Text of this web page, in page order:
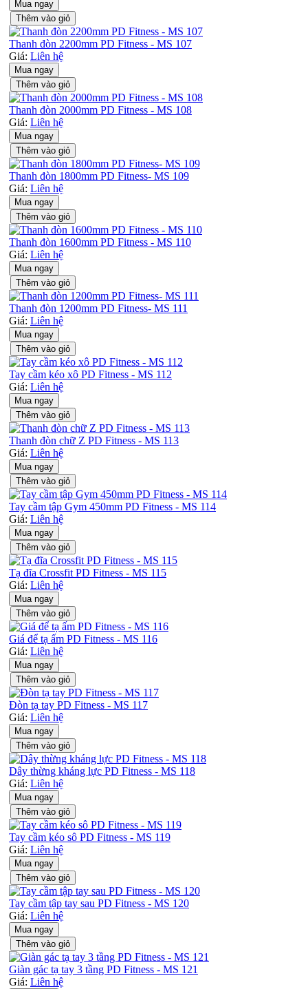
Mua ngay
Thêm vào giỏ
Thanh đòn 2200mm PD Fitness - MS 107
Giá: Liên hệ
Mua ngay
Thêm vào giỏ
Thanh đòn 2000mm PD Fitness - MS 108
Giá: Liên hệ
Mua ngay
Thêm vào giỏ
Thanh đòn 1800mm PD Fitness- MS 109
Giá: Liên hệ
Mua ngay
Thêm vào giỏ
Thanh đòn 1600mm PD Fitness - MS 110
Giá: Liên hệ
Mua ngay
Thêm vào giỏ
Thanh đòn 1200mm PD Fitness- MS 111
Giá: Liên hệ
Mua ngay
Thêm vào giỏ
Tay cầm kéo xô PD Fitness - MS 112
Giá: Liên hệ
Mua ngay
Thêm vào giỏ
Thanh đòn chữ Z PD Fitness - MS 113
Giá: Liên hệ
Mua ngay
Thêm vào giỏ
Tay cầm tập Gym 450mm PD Fitness - MS 114
Giá: Liên hệ
Mua ngay
Thêm vào giỏ
Tạ đĩa Crossfit PD Fitness - MS 115
Giá: Liên hệ
Mua ngay
Thêm vào giỏ
Giá để tạ ấm PD Fitness - MS 116
Giá: Liên hệ
Mua ngay
Thêm vào giỏ
Đòn tạ tay PD Fitness - MS 117
Giá: Liên hệ
Mua ngay
Thêm vào giỏ
Dây thừng kháng lực PD Fitness - MS 118
Giá: Liên hệ
Mua ngay
Thêm vào giỏ
Tay cầm kéo sô PD Fitness - MS 119
Giá: Liên hệ
Mua ngay
Thêm vào giỏ
Tay cầm tập tay sau PD Fitness - MS 120
Giá: Liên hệ
Mua ngay
Thêm vào giỏ
Giàn gác tạ tay 3 tầng PD Fitness - MS 121
Giá: Liên hệ